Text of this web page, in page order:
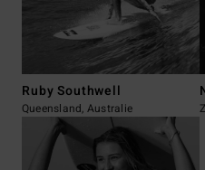
Ruby Southwell
Queensland, Australie